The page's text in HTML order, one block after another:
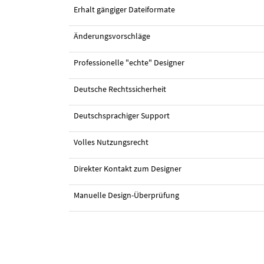
Erhalt gängiger Dateiformate
Änderungsvorschläge
Professionelle "echte" Designer
Deutsche Rechtssicherheit
Deutschsprachiger Support
Volles Nutzungsrecht
Direkter Kontakt zum Designer
Manuelle Design-Überprüfung